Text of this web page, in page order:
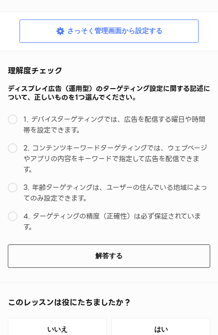
さっそく管理画面から設定する
理解度チェック
ディスプレイ広告（運用型）のターゲティング設定に関する記述に
ついて、正しいものを1つ選んでください。
1. デバイスターゲティングでは、広告を配信する曜日や時間
帯を設定できます。
2. コンテンツキーワードターゲティングでは、ウェブページ
やアプリの内容をキーワードで指定して広告を配信できま
す。
3. 年齢ターゲティングは、ユーザーの住んでいる地域によっ
てのみ設定できます。
4. ターゲティングの精度（正確性）は必ず保証されていま
す。
解答する
このレッスンは役にたちましたか？
いいえ はい